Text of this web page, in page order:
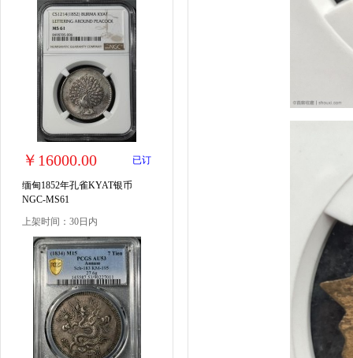
￥16000.00 已订
缅甸1852年孔雀KYAT银币
NGC-MS61
上架时间：30日内